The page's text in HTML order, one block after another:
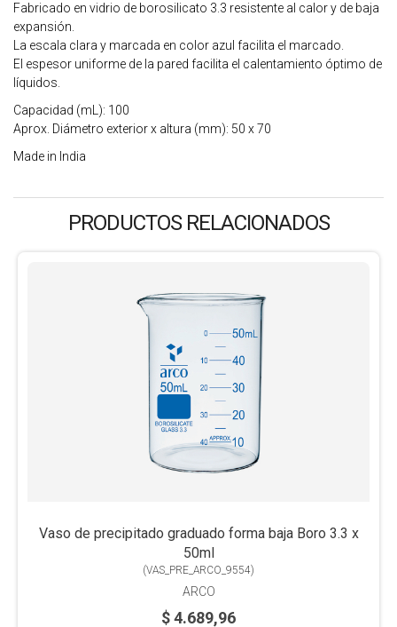
Fabricado en vidrio de borosilicato 3.3 resistente al calor y de baja
expansión.
La escala clara y marcada en color azul facilita el marcado.
El espesor uniforme de la pared facilita el calentamiento óptimo de
líquidos.
Capacidad (mL): 100
Aprox. Diámetro exterior x altura (mm): 50 x 70
Made in India
PRODUCTOS RELACIONADOS
Vaso de precipitado graduado forma baja Boro 3.3 x
50ml
(VAS_PRE_ARCO_9554)
ARCO
$ 4.689,96